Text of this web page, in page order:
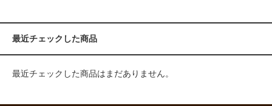
最近チェックした商品
最近チェックした商品はまだありません。